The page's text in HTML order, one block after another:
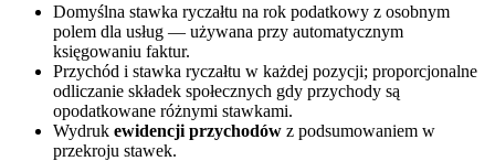
Domyślna stawka ryczałtu na rok podatkowy z osobnym
polem dla usług — używana przy automatycznym
księgowaniu faktur.
Przychód i stawka ryczałtu w każdej pozycji; proporcjonalne
odliczanie składek społecznych gdy przychody są
opodatkowane różnymi stawkami.
Wydruk ewidencji przychodów z podsumowaniem w
przekroju stawek.